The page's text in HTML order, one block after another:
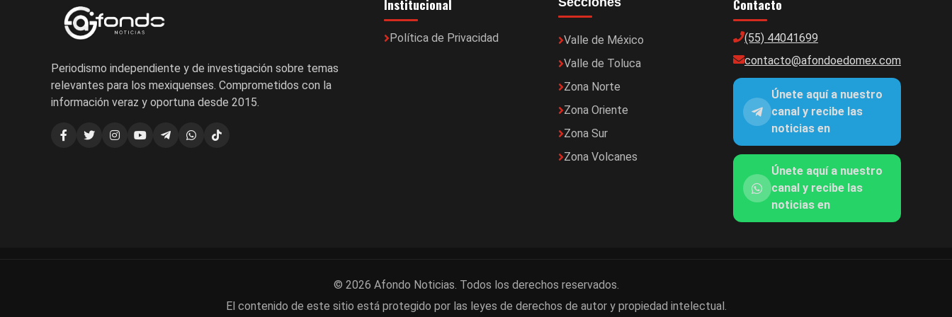
Periodismo independiente y de investigación sobre temas
relevantes para los mexiquenses. Comprometidos con la
información veraz y oportuna desde 2015.
Institucional
Política de Privacidad
Valle de México
Valle de Toluca
Zona Norte
Zona Oriente
Zona Sur
Zona Volcanes
Contacto
(55) 44041699
contacto@afondoedomex.com
Únete aquí a nuestro
canal y recibe las
noticias en
Únete aquí a nuestro
canal y recibe las
noticias en
© 2026 Afondo Noticias. Todos los derechos reservados.
El contenido de este sitio está protegido por las leyes de derechos de autor y propiedad intelectual.